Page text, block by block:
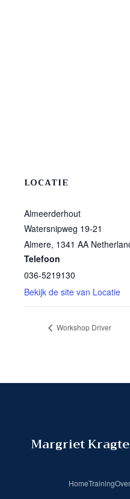
LOCATIE
Almeerderhout
Watersnipweg 19-21
Almere, 1341 AA
Telefoon
036-5219130
Bekijk de site van Locatie
Workshop Driver
Margriet
HomeTrainingOver